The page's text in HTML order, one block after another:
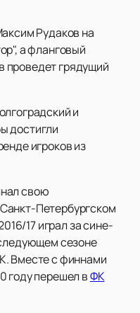
Рудаков на
а фланговый
проведет грядущий
и
достигли
игроков из
свою
Петербургском
17 играл за сине-
сезоне
Вместе с финнами
году перешел вФК